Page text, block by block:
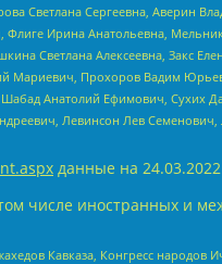
Светлана Сергеевна, Аверин
Ирина Анатольевна,
Светлана Алексеевна, Закс
Мариевич, Прохоров Вадим
Анатолий Ефимович, Сухих
Левинсон Лев
данные на 24.03.2022
числе иностранных и
Кавказа, Конгресс народов